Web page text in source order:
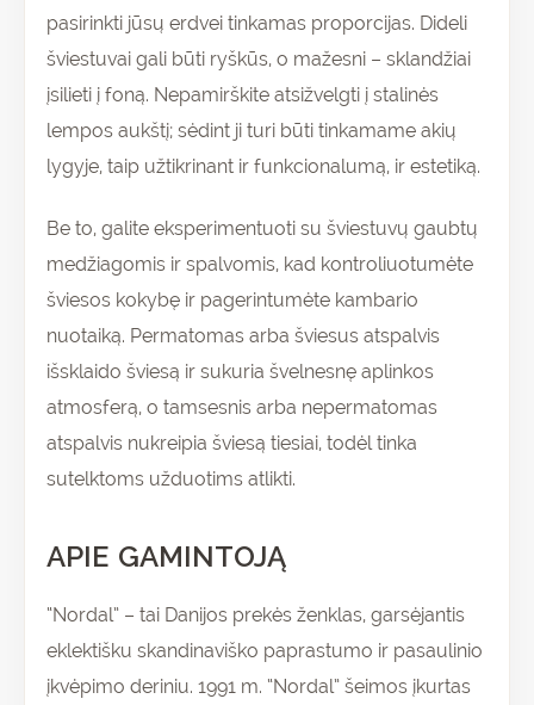
pasirinkti jūsų erdvei tinkamas proporcijas. Dideli
šviestuvai gali būti ryškūs, o mažesni – sklandžiai
įsilieti į foną. Nepamirškite atsižvelgti į stalinės
lempos aukštį; sėdint ji turi būti tinkamame akių
lygyje, taip užtikrinant ir funkcionalumą, ir estetiką.
Be to, galite eksperimentuoti su šviestuvų gaubtų
medžiagomis ir spalvomis, kad kontroliuotumėte
šviesos kokybę ir pagerintumėte kambario
nuotaiką. Permatomas arba šviesus atspalvis
išsklaido šviesą ir sukuria švelnesnę aplinkos
atmosferą, o tamsesnis arba nepermatomas
atspalvis nukreipia šviesą tiesiai, todėl tinka
sutelktoms užduotims atlikti.
APIE GAMINTOJĄ
“Nordal” – tai Danijos prekės ženklas, garsėjantis
eklektišku skandinaviško paprastumo ir pasaulinio
įkvėpimo deriniu. 1991 m. “Nordal” šeimos įkurtas